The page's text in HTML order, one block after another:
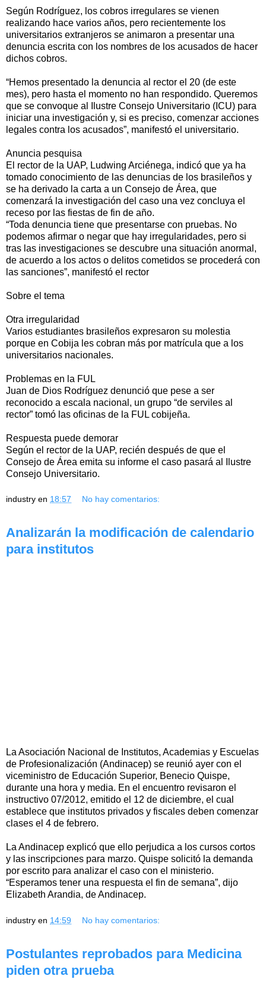
Según Rodríguez, los cobros irregulares se vienen
realizando hace varios años, pero recientemente los
universitarios extranjeros se animaron a presentar una
denuncia escrita con los nombres de los acusados de hacer
dichos cobros.
“Hemos presentado la denuncia al rector el 20 (de este
mes), pero hasta el momento no han respondido. Queremos
que se convoque al Ilustre Consejo Universitario (ICU) para
iniciar una investigación y, si es preciso, comenzar acciones
legales contra los acusados”, manifestó el universitario.
Anuncia pesquisa
El rector de la UAP, Ludwing Arciénega, indicó que ya ha
tomado conocimiento de las denuncias de los brasileños y
se ha derivado la carta a un Consejo de Área, que
comenzará la investigación del caso una vez concluya el
receso por las fiestas de fin de año.
“Toda denuncia tiene que presentarse con pruebas. No
podemos afirmar o negar que hay irregularidades, pero si
tras las investigaciones se descubre una situación anormal,
de acuerdo a los actos o delitos cometidos se procederá con
las sanciones”, manifestó el rector
Sobre el tema
Otra irregularidad
Varios estudiantes brasileños expresaron su molestia
porque en Cobija les cobran más por matrícula que a los
universitarios nacionales.
Problemas en la FUL
Juan de Dios Rodríguez denunció que pese a ser
reconocido a escala nacional, un grupo “de serviles al
rector” tomó las oficinas de la FUL cobijeña.
Respuesta puede demorar
Según el rector de la UAP, recién después de que el
Consejo de Área emita su informe el caso pasará al Ilustre
Consejo Universitario.
industry en 18:57 No hay comentarios:
Analizarán la modificación de calendario
para institutos
La Asociación Nacional de Institutos, Academias y Escuelas
de Profesionalización (Andinacep) se reunió ayer con el
viceministro de Educación Superior, Benecio Quispe,
durante una hora y media. En el encuentro revisaron el
instructivo 07/2012, emitido el 12 de diciembre, el cual
establece que institutos privados y fiscales deben comenzar
clases el 4 de febrero.
La Andinacep explicó que ello perjudica a los cursos cortos
y las inscripciones para marzo. Quispe solicitó la demanda
por escrito para analizar el caso con el ministerio.
“Esperamos tener una respuesta el fin de semana”, dijo
Elizabeth Arandia, de Andinacep.
industry en 14:59 No hay comentarios:
Postulantes reprobados para Medicina
piden otra prueba